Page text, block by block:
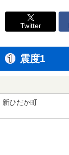
Twitter
震度1
新ひだか町